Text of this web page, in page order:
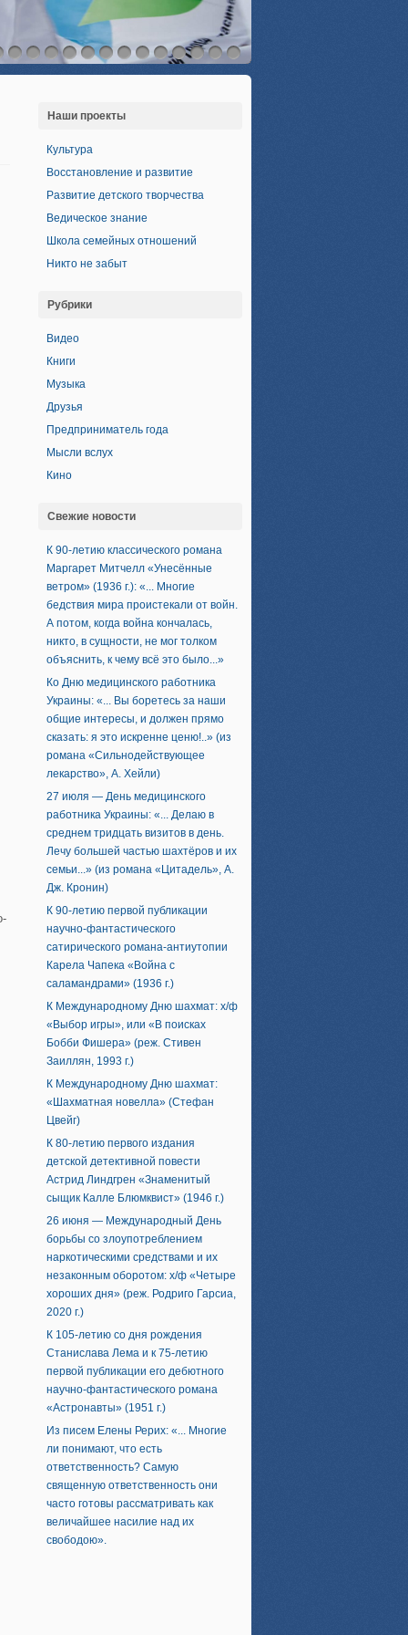
Наши проекты
Культура
Восстановление и развитие
Развитие детского творчества
Ведическое знание
Школа семейных отношений
Никто не забыт
Рубрики
Видео
Книги
Музыка
Друзья
Предприниматель года
Мысли вслух
Кино
Свежие новости
К 90-летию классического романа
Маргарет Митчелл «Унесённые
ветром» (1936 г.): «... Многие
бедствия мира проистекали от войн.
А потом, когда война кончалась,
никто, в сущности, не мог толком
объяснить, к чему всё это было...»
Ко Дню медицинского работника
Украины: «... Вы боретесь за наши
общие интересы, и должен прямо
сказать: я это искренне ценю!..» (из
романа «Сильнодействующее
лекарство», А. Хейли)
27 июля — День медицинского
работника Украины: «... Делаю в
среднем тридцать визитов в день.
Лечу большей частью шахтёров и их
семьи...» (из романа «Цитадель», А.
Дж. Кронин)
К 90-летию первой публикации
научно-фантастического
сатирического романа-антиутопии
Карела Чапека «Война с
саламандрами» (1936 г.)
К Международному Дню шахмат: х/ф
«Выбор игры», или «В поисках
Бобби Фишера» (реж. Стивен
Заиллян, 1993 г.)
К Международному Дню шахмат:
«Шахматная новелла» (Стефан
Цвейг)
К 80-летию первого издания
детской детективной повести
Астрид Линдгрен «Знаменитый
сыщик Калле Блюмквист» (1946 г.)
26 июня — Международный День
борьбы со злоупотреблением
наркотическими средствами и их
незаконным оборотом: х/ф «Четыре
хороших дня» (реж. Родриго Гарсиа,
2020 г.)
К 105-летию со дня рождения
Станислава Лема и к 75-летию
первой публикации его дебютного
научно-фантастического романа
«Астронавты» (1951 г.)
Из писем Елены Рерих: «... Многие
ли понимают, что есть
ответственность? Самую
священную ответственность они
часто готовы рассматривать как
величайшее насилие над их
свободою».